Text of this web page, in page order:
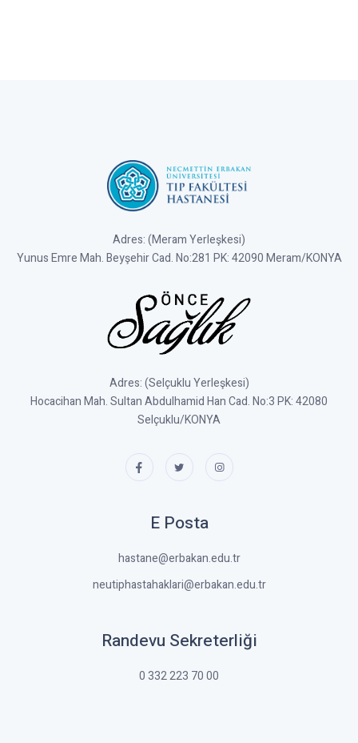
Adres: (Meram Yerleşkesi)
Yunus Emre Mah. Beyşehir Cad. No:281 PK: 42090 Meram/KONYA
Adres: (Selçuklu Yerleşkesi)
Hocacihan Mah. Sultan Abdulhamid Han Cad. No:3 PK: 42080
Selçuklu/KONYA
E Posta
hastane@erbakan.edu.tr
neutiphastahaklari@erbakan.edu.tr
Randevu Sekreterliği
0 332 223 70 00